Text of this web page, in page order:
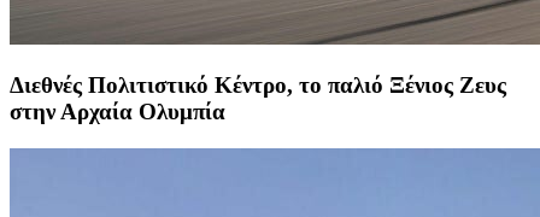
Διεθνές Πολιτιστικό Κέντρο, το παλιό Ξένιος Ζευς
στην Αρχαία Ολυμπία